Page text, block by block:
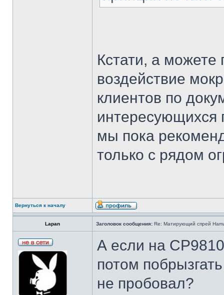
Кстати, а можете
воздействие
клиентов по
мы пока
только с рядом
Вернуться к началу
Lapan Заголовок сообщения: Re: Матирующий спрей
А если на
потом
не пробовал?